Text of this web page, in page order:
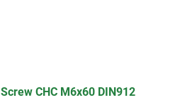
Screw CHC M6x60 DIN912